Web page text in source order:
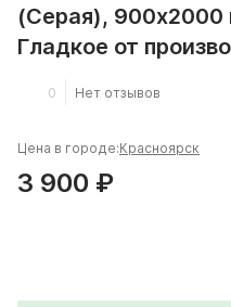
(Серая),
Гладкое от
0 Нет отзывов
Цена в городе:Красноярск
3 900 ₽